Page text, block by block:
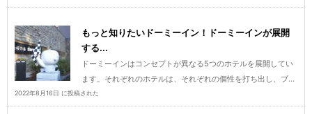
もっと知りたいドーミーイン！ドーミーインが展開
する...
ドーミーインはコンセプトが異なる5つのホテルを展開してい
ます。それぞれのホテルは、それぞれの個性を打ち出し、ブ...
2022年8月16日 に投稿された